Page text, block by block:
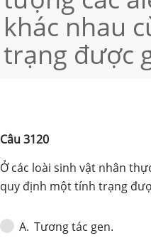
khác nhau
trạng được
Câu3120
Ở các loài sinh vật nhân
quy định một tính trạng
A. Tương tác gen.